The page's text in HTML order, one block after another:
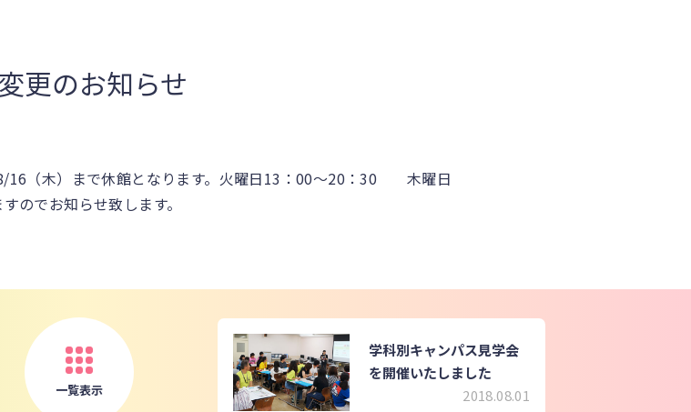
更のお知らせ
16（木）まで休館となります。火曜日13：00～20：30 木曜日
のでお知らせ致します。
学科別キャンパス見学会
を開催いたしました
2018.08.01
一覧表示